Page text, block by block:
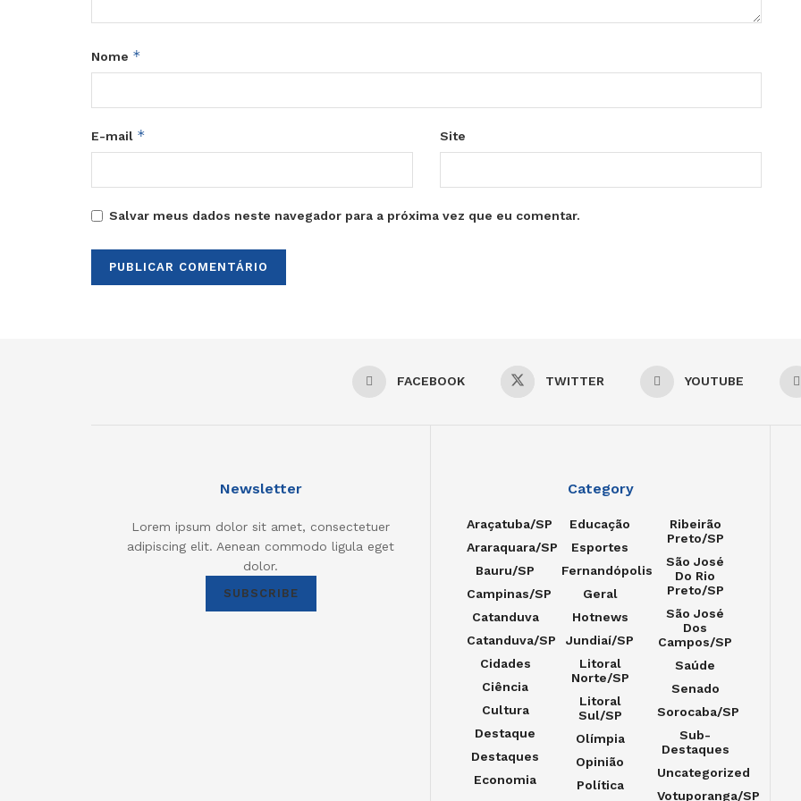
Nome *
E-mail * Site
Salvar meus dados neste navegador para a próxima vez que eu comentar.
FACEBOOK TWITTER YOUTUBE
Newsletter
Lorem ipsum dolor sit amet, consectetuer
adipiscing elit. Aenean commodo ligula eget
dolor.
SUBSCRIBE
Category
Araçatuba/SP
Araraquara/SP
Bauru/SP
Campinas/SP
Catanduva
Catanduva/SP
Cidades
Ciência
Cultura
Destaque
Destaques
Economia
Educação
Esportes
Fernandópolis
Geral
Hotnews
Jundiaí/SP
Litoral
Norte/SP
Litoral
Sul/SP
Olímpia
Opinião
Política
Ribeirão
Preto/SP
São José
Do Rio
Preto/SP
São José
Dos
Campos/SP
Saúde
Senado
Sorocaba/SP
Sub-
Destaques
Uncategorized
Votuporanga/SP